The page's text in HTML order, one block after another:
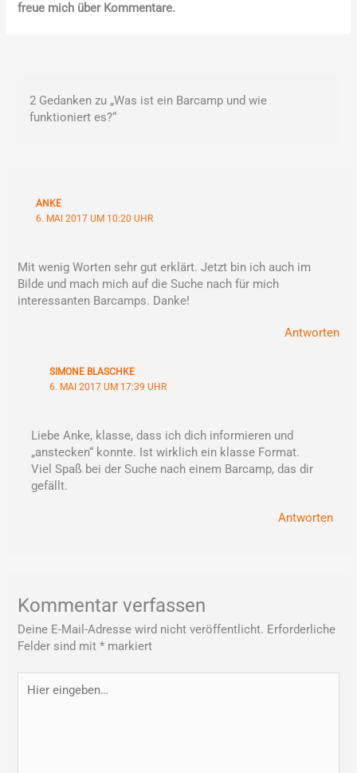
freue mich über Kommentare.
2 Gedanken zu „Was ist ein Barcamp und wie
funktioniert es?“
ANKE
6. MAI 2017 UM 10:20 UHR
Mit wenig Worten sehr gut erklärt. Jetzt bin ich auch im
Bilde und mach mich auf die Suche nach für mich
interessanten Barcamps. Danke!
Antworten
SIMONE BLASCHKE
6. MAI 2017 UM 17:39 UHR
Liebe Anke, klasse, dass ich dich informieren und
„anstecken“ konnte. Ist wirklich ein klasse Format.
Viel Spaß bei der Suche nach einem Barcamp, das dir
gefällt.
Antworten
Kommentar verfassen
Deine E-Mail-Adresse wird nicht veröffentlicht. Erforderliche
Felder sind mit* markiert
eingeben…